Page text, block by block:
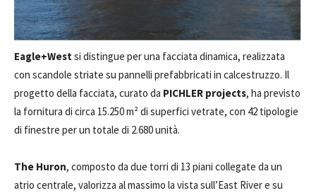
Eagle+Westsi distingue per una facciata dinamica, realizzata
con scandole striate su pannelli prefabbricati in calcestruzzo. Il
progetto della facciata, curato da PICHLER projects, ha previsto
la fornitura di circa 15.250 m² di superfici vetrate, con 42 tipologie
di finestre per un totale di 2.680 unità.
The Huron, composto da due torri di 13 piani collegate da un
atrio centrale, valorizza al massimo la vista sull’East River e su